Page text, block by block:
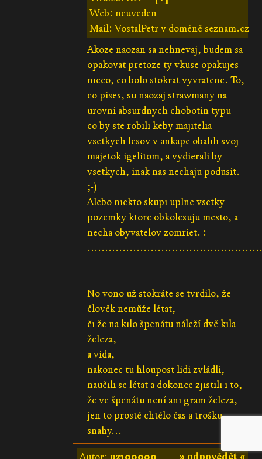
Web: neuveden
Mail: VostalPetr v doméně seznam.cz
Akoze naozan sa nehnevaj, budem sa
opakovat pretoze ty vkuse opakujes
nieco, co bolo stokrat vyvratene. To,
co pises, su naozaj strawmany na
urovni absurdnych chobotin typu -
co by ste robili keby majitelia
vsetkych lesov v ankape obalili svoj
majetok igelitom, a vydierali by
vsetkych, inak nas nechaju podusit.
;-)
Alebo niekto skupi uplne vsetky
pozemky ktore obkolesuju mesto, a
necha obyvatelov zomriet. :-
No vono už stokráte se tvrdilo, že
člověk nemůže létat,
či že na kilo špenátu náleží dvě kila
železa,
a vida,
nakonec tu hloupost lidi zvládli,
naučili se létat a dokonce zjistili i to,
že ve špenátu není ani gram železa,
jen to prostě chtělo čas a trošku
snahy...